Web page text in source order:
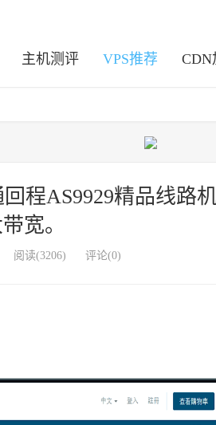
主机测评 VPS推荐 CDN
程AS9929精品线路
宽。
阅读(3206) 评论(0)